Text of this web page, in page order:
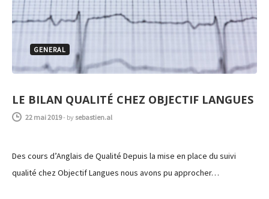
GENERAL
LE BILAN QUALITÉ CHEZ OBJECTIF LANGUES
22 mai 2019- by sebastien.al
Des cours d’Anglais de Qualité Depuis la mise en place du suivi
qualité chez Objectif Langues nous avons pu approcher…